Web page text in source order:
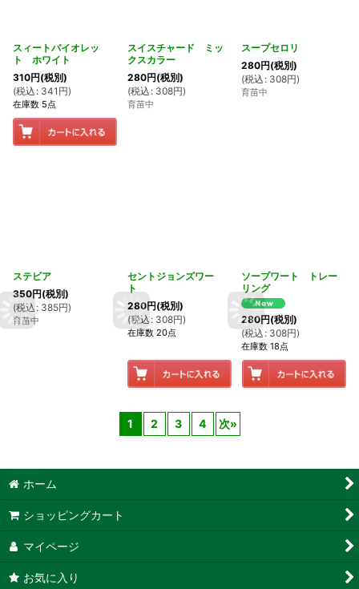
スィートバイオレッ
ト ホワイト
310円(税別)
(税込 : 341 円)
在庫数 5点
スイスチャード ミッ
クスカラー
280円(税別)
(税込 : 308円)
育苗中
スープセロリ
280円(税別)
(税込 : 308円)
育苗中
ステビア
350円(税別)
(税込 : 385円)
育苗中
セントジョンズワー
ト
280円(税別)
(税込 : 308円)
在庫数 20点
ソープワート トレー
リング
280円(税別)
(税込 : 308円)
在庫数 18点
1 2 3 4 次»
ホーム
ショッピングカート
マイページ
お気に入り